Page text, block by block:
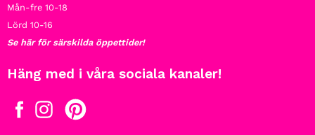
Mån-fre 10-18
Lörd 10-16
Se här för särskilda öppettider!
Häng med i våra sociala kanaler!